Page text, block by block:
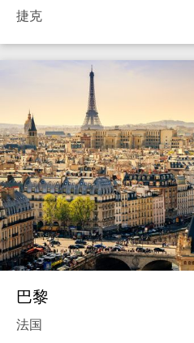
捷克
巴黎
法国